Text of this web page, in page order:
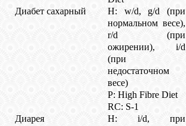
Диабет сахарный
H: w/d, g/d (при
нормальном весе),
r/d (при
ожирении), i/d
(при
недостаточном
весе)
P: High Fibre Diet
RC: S-1
Диарея
H: i/d, при